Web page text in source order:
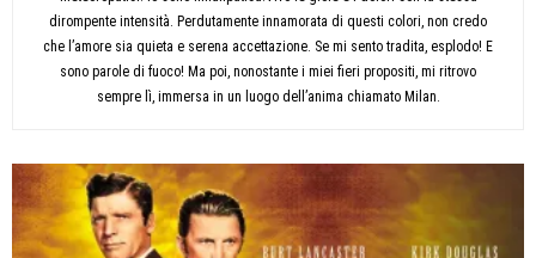
dirompente intensità. Perdutamente innamorata di questi colori, non credo
che l’amore sia quieta e serena accettazione. Se mi sento tradita, esplodo! E
sono parole di fuoco! Ma poi, nonostante i miei fieri propositi, mi ritrovo
sempre lì, immersa in un luogo dell’anima chiamato Milan.